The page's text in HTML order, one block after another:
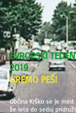
EVROPSKI
2019
GREMO PEŠ!
Občina Krško se je
že leta do sedaj